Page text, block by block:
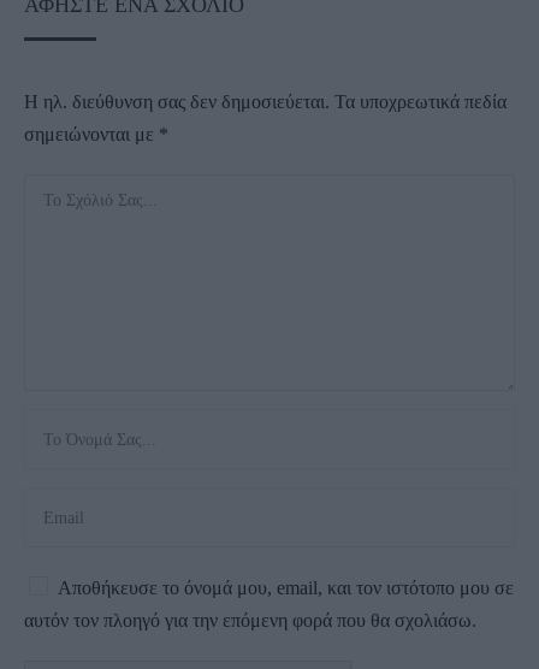
Η ηλ. διεύθυνση σας δεν δημοσιεύεται. Τα υποχρεωτικά πεδία
σημειώνονται με *
Αποθήκευσε το όνομά μου, email, και τον ιστότοπο μου σε
αυτόν τον πλοηγό για την επόμενη φορά που θα σχολιάσω.